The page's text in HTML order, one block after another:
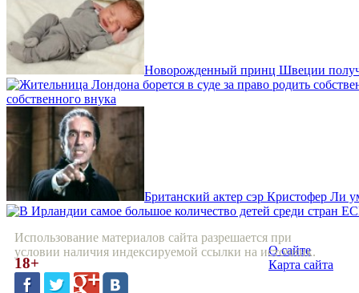
Новорожденный принц Швеции
собственного внука
Британский актер сэр Кристофер Ли
Использование материалов сайта разрешается при
условии наличия индексируемой ссылки на источник.
18+
О сайте
Карта сайта